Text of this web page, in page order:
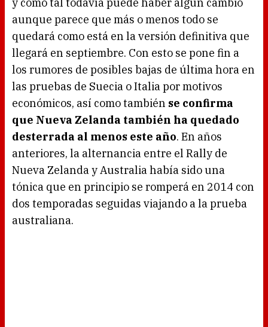
y como tal todavía puede haber algún cambio
aunque parece que más o menos todo se
quedará como está en la versión definitiva que
llegará en septiembre. Con esto se pone fin a
los rumores de posibles bajas de última hora en
las pruebas de Suecia o Italia por motivos
económicos, así como también se confirma
que Nueva Zelanda también ha quedado
desterrada al menos este año. En años
anteriores, la alternancia entre el Rally de
Nueva Zelanda y Australia había sido una
tónica que en principio se romperá en 2014 con
dos temporadas seguidas viajando a la prueba
australiana.